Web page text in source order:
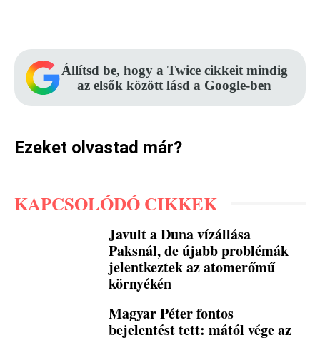
Állítsd be, hogy a Twice cikkeit mindig
az elsők között lásd a Google-ben
Ezeket olvastad már?
KAPCSOLÓDÓ CIKKEK
Javult a Duna vízállása
Paksnál, de újabb problémák
jelentkeztek az atomerőmű
környékén
Magyar Péter fontos
bejelentést tett: mától vége az